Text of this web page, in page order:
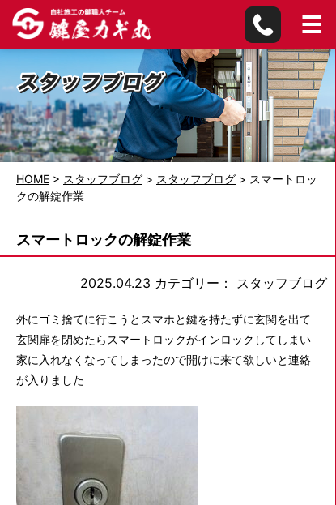
HOME > スタッフブログ > スタッフブログ > スマートロッ
クの解錠作業
スマートロックの解錠作業
2025.04.23 カテゴリー： スタッフブログ
外にゴミ捨てに行こうとスマホと鍵を持たずに玄関を出て
玄関扉を閉めたらスマートロックがインロックしてしまい
家に入れなくなってしまったので開けに来て欲しいと連絡
が入りました